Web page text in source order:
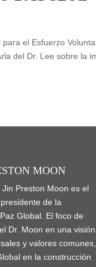
el Esfuerzo
del Dr. Lee sobre la
MOON
Jin Preston Moon es el
de la
Global. El foco de
Dr. Moon en una visión
y valores comunes,
en la construcción